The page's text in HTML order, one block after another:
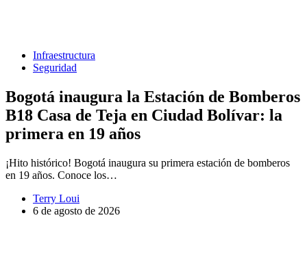
Infraestructura
Seguridad
Bogotá inaugura la Estación de Bomberos
B18 Casa de Teja en Ciudad Bolívar: la
primera en 19 años
¡Hito histórico! Bogotá inaugura su primera estación de bomberos
en 19 años. Conoce los…
Terry Loui
6 de agosto de 2026